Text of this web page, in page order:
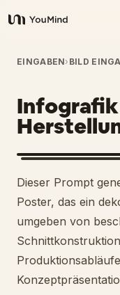
YouMind
Übersicht
Anwendungsfälle
Fähigkeiten
Prompts
Preise
Download
EINGABEN› BILD
Dieser Prompt
Poster, das ein
umgeben von